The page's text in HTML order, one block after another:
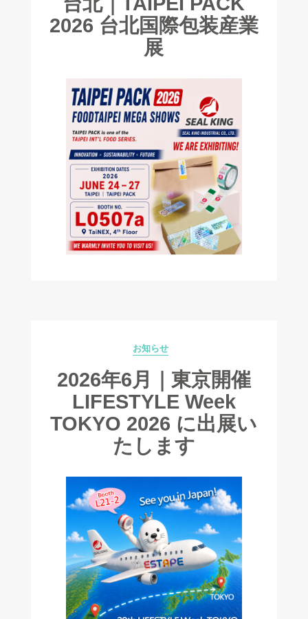
2026 台北国際包装産業
展
Categories
お知らせ
2026年6月｜東京開催
LIFESTYLE Week
TOKYO 2026 に出展い
たします